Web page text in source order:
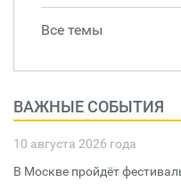
Все темы
ВАЖНЫЕ СОБЫТИЯ
10 августа 2026 года
В Москве пройдёт